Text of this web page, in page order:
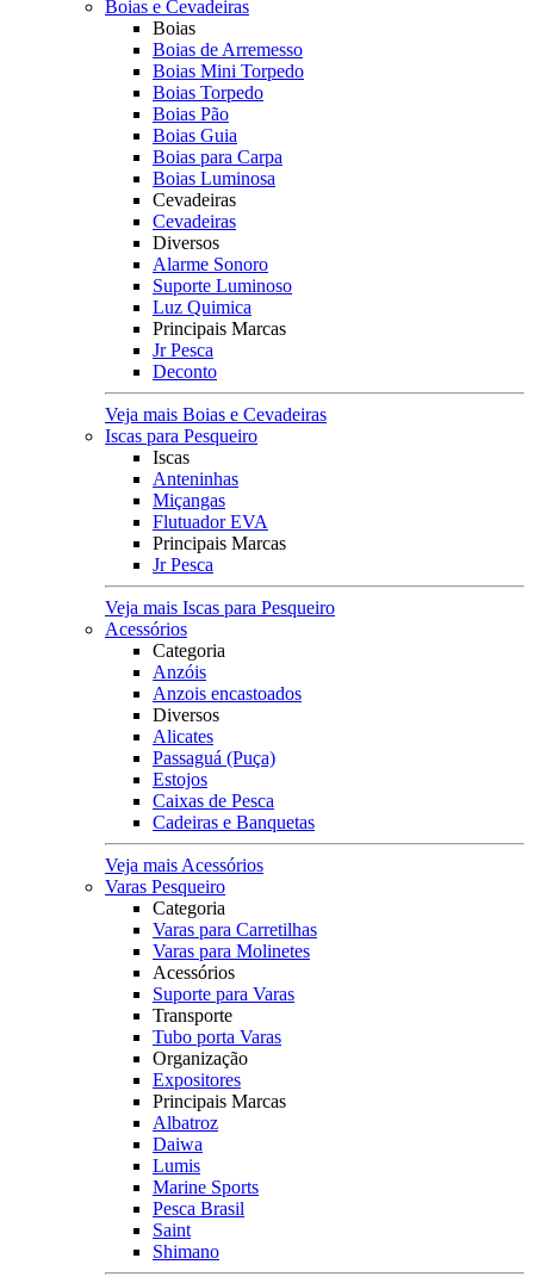
Boias e Cevadeiras
Boias
Boias de Arremesso
Boias Mini Torpedo
Boias Torpedo
Boias Pão
Boias Guia
Boias para Carpa
Boias Luminosa
Cevadeiras
Cevadeiras
Diversos
Alarme Sonoro
Suporte Luminoso
Luz Quimica
Principais Marcas
Jr Pesca
Deconto
Veja mais Boias e Cevadeiras
Iscas para Pesqueiro
Iscas
Anteninhas
Miçangas
Flutuador EVA
Principais Marcas
Jr Pesca
Veja mais Iscas para Pesqueiro
Acessórios
Categoria
Anzóis
Anzois encastoados
Diversos
Alicates
Passaguá (Puça)
Estojos
Caixas de Pesca
Cadeiras e Banquetas
Veja mais Acessórios
Varas Pesqueiro
Categoria
Varas para Carretilhas
Varas para Molinetes
Acessórios
Suporte para Varas
Transporte
Tubo porta Varas
Organização
Expositores
Principais Marcas
Albatroz
Daiwa
Lumis
Marine Sports
Pesca Brasil
Saint
Shimano